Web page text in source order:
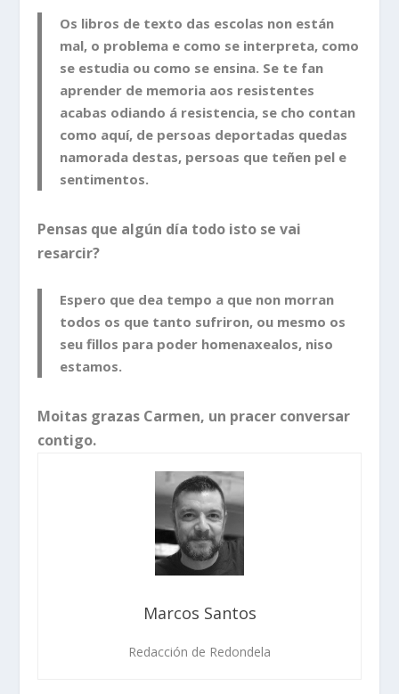
Os libros de texto das escolas non están
mal, o problema e como se interpreta, como
se estudia ou como se ensina. Se te fan
aprender de memoria aos resistentes
acabas odiando á resistencia, se cho contan
como aquí, de persoas deportadas quedas
namorada destas, persoas que teñen pel e
sentimentos.
Pensas que algún día todo isto se vai
resarcir?
Espero que dea tempo a que non morran
todos os que tanto sufriron, ou mesmo os
seu fillos para poder homenaxealos, niso
estamos.
Moitas grazas Carmen, un pracer conversar
contigo.
Marcos Santos
Redacción de Redondela